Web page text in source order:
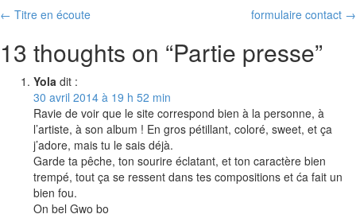
Post
navigation
← Titre en écoute formulaire contact →
13 thoughts on “Partie presse”
Yola dit :
30 avril 2014 à 19 h 52 min
Ravie de voir que le site correspond bien à la personne, à
l’artiste, à son album ! En gros pétillant, coloré, sweet, et ça
j’adore, mais tu le sais déjà.
Garde ta pêche, ton sourire éclatant, et ton caractère bien
trempé, tout ça se ressent dans tes compositions et ća fait un
bien fou.
On bel Gwo bo